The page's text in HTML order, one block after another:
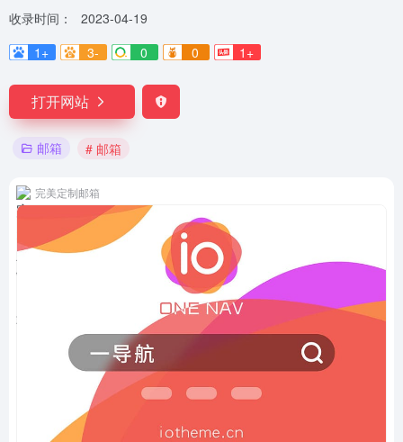
收录时间：
2023-04-19
1+
3- 0 0 1+
打开网站
邮箱 # 邮箱
完美定制邮箱